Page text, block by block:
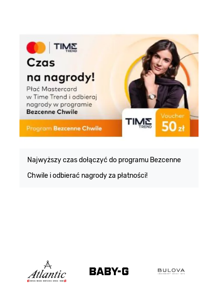
Najwyższy czas dołączyć do programu Bezcenne
Chwile i odbierać nagrody za płatności!